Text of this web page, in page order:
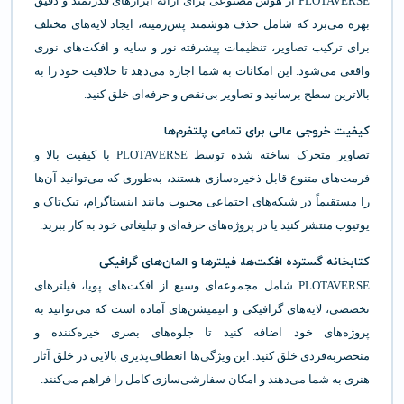
بهره می‌برد که شامل حذف هوشمند پس‌زمینه، ایجاد لایه‌های مختلف
برای ترکیب تصاویر، تنظیمات پیشرفته نور و سایه و افکت‌های نوری
واقعی می‌شود. این امکانات به شما اجازه می‌دهد تا خلاقیت خود را به
بالاترین سطح برسانید و تصاویر بی‌نقص و حرفه‌ای خلق کنید.
کیفیت خروجی عالی برای تمامی پلتفرم‌ها
تصاویر متحرک ساخته شده توسط PLOTAVERSE با کیفیت بالا و
فرمت‌های متنوع قابل ذخیره‌سازی هستند، به‌طوری که می‌توانید آن‌ها
را مستقیماً در شبکه‌های اجتماعی محبوب مانند اینستاگرام، تیک‌تاک و
یوتیوب منتشر کنید یا در پروژه‌های حرفه‌ای و تبلیغاتی خود به کار ببرید.
کتابخانه گسترده افکت‌ها، فیلترها و المان‌های گرافیکی
PLOTAVERSE شامل مجموعه‌ای وسیع از افکت‌های پویا، فیلترهای
تخصصی، لایه‌های گرافیکی و انیمیشن‌های آماده است که می‌توانید به
پروژه‌های خود اضافه کنید تا جلوه‌های بصری خیره‌کننده و
منحصربه‌فردی خلق کنید. این ویژگی‌ها انعطاف‌پذیری بالایی در خلق آثار
هنری به شما می‌دهند و امکان سفارشی‌سازی کامل را فراهم می‌کنند.